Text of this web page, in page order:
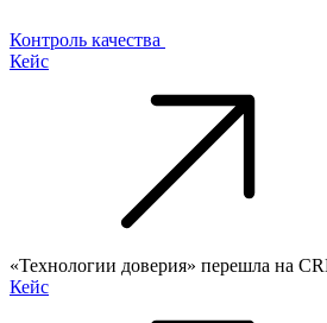
Контроль качества
Кейс
«Технологии доверия» перешла на
Кейс